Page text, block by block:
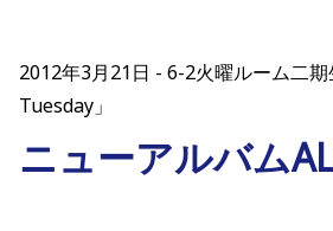
2012年3月21日
6-2火曜ルーム二
Tuesday」
ニューアルバム